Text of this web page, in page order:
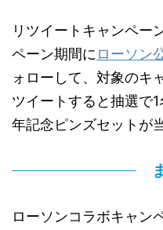
リツイートキャンペー
ペーン期間に ローソン
ォローして、対象のキ
ツイートすると抽選で
年記念ピンズセットが
ローソンコラボキャン